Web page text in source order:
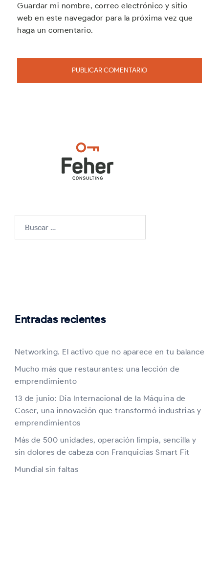
Guardar mi nombre, correo electrónico y sitio
web en este navegador para la próxima vez que
haga un comentario.
Entradas recientes
Networking. El activo que no aparece en tu balance
Mucho más que restaurantes: una lección de
emprendimiento
13 de junio: Día Internacional de la Máquina de
Coser, una innovación que transformó industrias y
emprendimientos
Más de 500 unidades, operación limpia, sencilla y
sin dolores de cabeza con Franquicias Smart Fit
Mundial sin faltas